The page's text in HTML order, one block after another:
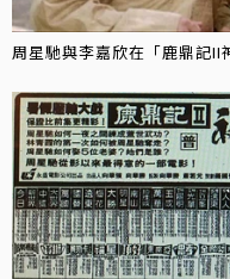
周星馳與李嘉欣在「鹿鼎記